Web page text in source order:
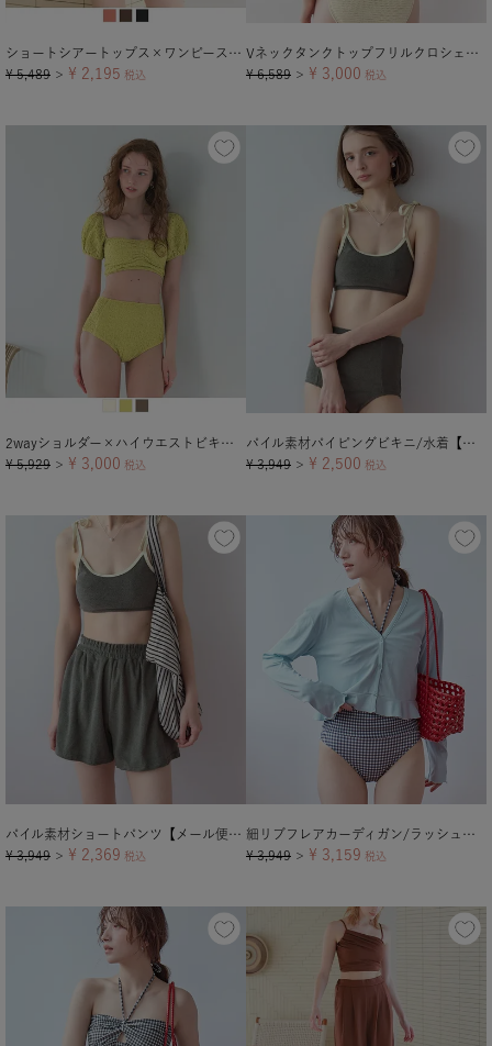
ショートシアートップス×ワンピース/セット水着
¥ 5,489 ＞ ¥ 2,195 税込
Vネックタンクトップフリルクロシェビキニ/水着
¥ 6,589 ＞ ¥ 3,000 税込
2wayショルダー×ハイウエストビキニ/水着
¥ 5,929 ＞ ¥ 3,000 税込
パイル素材パイピングビキニ/水着【メール便可／100】
¥ 3,949 ＞ ¥ 2,500 税込
パイル素材ショートパンツ【メール便可／100】
¥ 3,949 ＞ ¥ 2,369 税込
細リブフレアカーディガン/ラッシュガード【メール便可／70】
¥ 3,949 ＞ ¥ 3,159 税込